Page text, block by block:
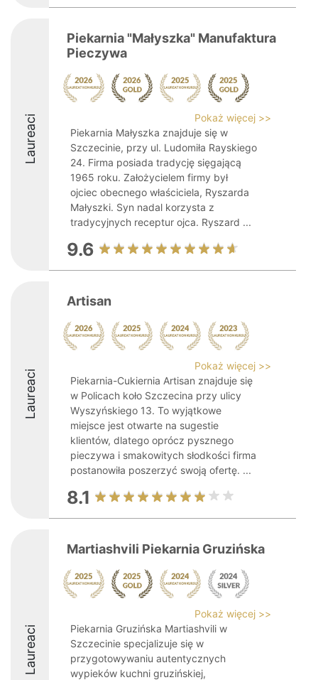
Laureaci
Piekarnia "Małyszka" Manufaktura
Pieczywa
Pokaż więcej >>
Piekarnia Małyszka znajduje się w
Szczecinie, przy ul. Ludomiła Rayskiego
24. Firma posiada tradycję sięgającą
1965 roku. Założycielem firmy był
ojciec obecnego właściciela, Ryszarda
Małyszki. Syn nadal korzysta z
tradycyjnych receptur ojca. Ryszard ...
9.6
Laureaci
Artisan
Pokaż więcej >>
Piekarnia-Cukiernia Artisan znajduje się
w Policach koło Szczecina przy ulicy
Wyszyńskiego 13. To wyjątkowe
miejsce jest otwarte na sugestie
klientów, dlatego oprócz pysznego
pieczywa i smakowitych słodkości firma
postanowiła poszerzyć swoją ofertę. ...
8.1
Laureaci
Martiashvili Piekarnia Gruzińska
Pokaż więcej >>
Piekarnia Gruzińska Martiashvili w
Szczecinie specjalizuje się w
przygotowywaniu autentycznych
wypieków kuchni gruzińskiej,